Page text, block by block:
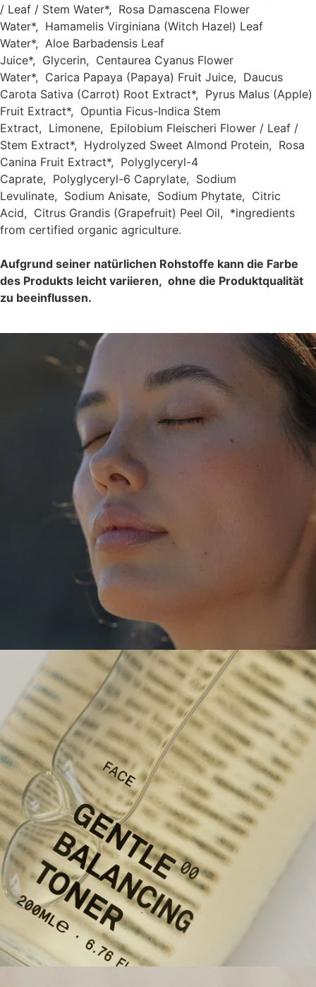
/ Leaf / Stem Water*, Rosa Damascena Flower
Water*, Hamamelis Virginiana (Witch Hazel) Leaf
Water*, Aloe Barbadensis Leaf
Juice*, Glycerin, Centaurea Cyanus Flower
Water*, Carica Papaya (Papaya) Fruit Juice, Daucus
Carota Sativa (Carrot) Root Extract*, Pyrus Malus (Apple)
Fruit Extract*, Opuntia Ficus-Indica Stem
Extract, Limonene, Epilobium Fleischeri Flower / Leaf /
Stem Extract*, Hydrolyzed Sweet Almond Protein, Rosa
Canina Fruit Extract*, Polyglyceryl-4
Caprate, Polyglyceryl-6 Caprylate, Sodium
Levulinate, Sodium Anisate, Sodium Phytate, Citric
Acid, Citrus Grandis (Grapefruit) Peel Oil, *ingredients
from certified organic agriculture.
Aufgrund seiner natürlichen Rohstoffe kann die Farbe
des Produkts leicht variieren, ohne die Produktqualität
zu beeinflussen.